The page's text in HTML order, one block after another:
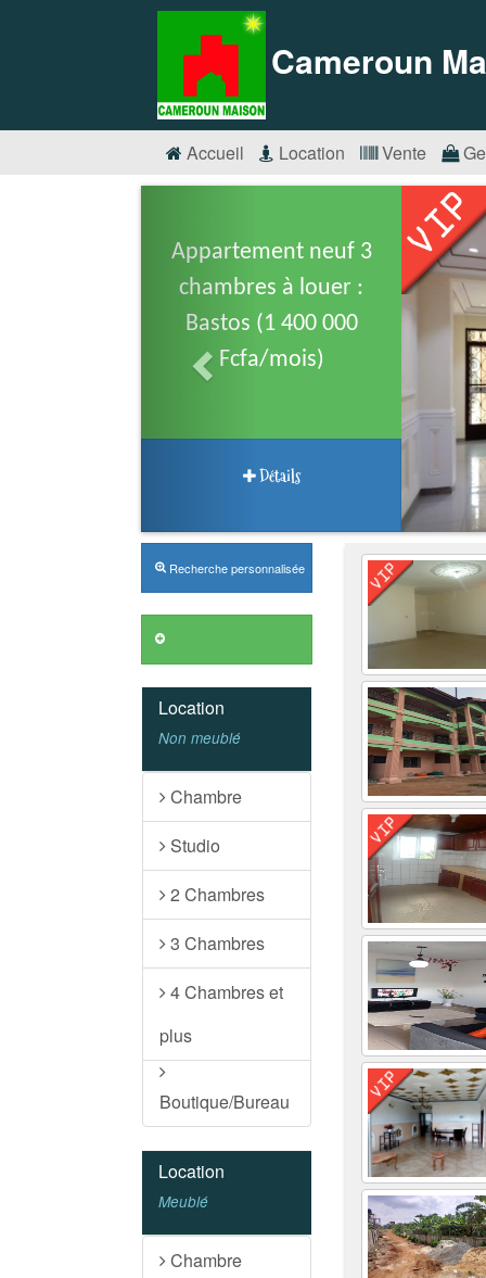
Cameroun
Accueil Location Vente
Appartement neuf 3
chambres à louer :
Bastos (1 400 000
Fcfa/mois)
Détails
Recherche personnalisée
Location
Non meublé
Chambre
Studio
2 Chambres
3 Chambres
4 Chambres et
plus
Boutique/Bureau
Location
Meublé
Chambre